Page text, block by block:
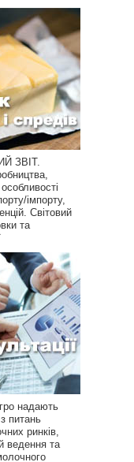
ЗВІТ.
імпорту,
Світовий
та
надають
з питань
ринків,
ведення та